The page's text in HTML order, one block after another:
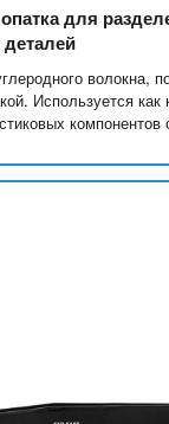
для
волокна,
Используется как